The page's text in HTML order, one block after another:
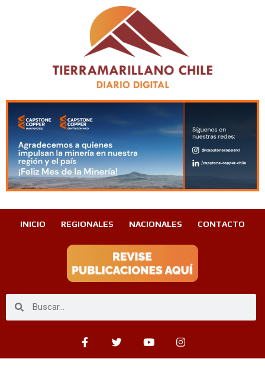
INICIO REGIONALES NACIONALES CONTACTO